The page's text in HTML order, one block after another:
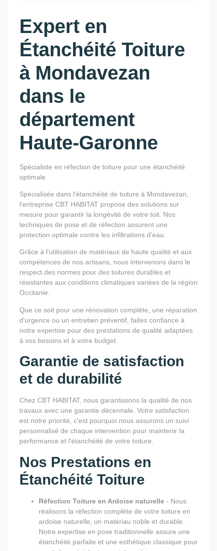
Expert en
Étanchéité Toiture
à Mondavezan
dans le
département
Haute-Garonne
Spécialiste en réfection de toiture pour une étanchéité
optimale
Spécialisée dans l'étanchéité de toiture à Mondavezan,
l'entreprise CBT HABITAT propose des solutions sur
mesure pour garantir la longévité de votre toit. Nos
techniques de pose et de réfection assurent une
protection optimale contre les infiltrations d'eau.
Grâce à l'utilisation de matériaux de haute qualité et aux
compétences de nos artisans, nous intervenons dans le
respect des normes pour des toitures durables et
résistantes aux conditions climatiques variées de la région
Occitanie.
Que ce soit pour une rénovation complète, une réparation
d'urgence ou un entretien préventif, faites confiance à
notre expertise pour des prestations de qualité adaptées
à vos besoins et à votre budget.
Garantie de satisfaction
et de durabilité
Chez CBT HABITAT, nous garantissons la qualité de nos
travaux avec une garantie décennale. Votre satisfaction
est notre priorité, c'est pourquoi nous assurons un suivi
personnalisé de chaque intervention pour maintenir la
performance et l'étanchéité de votre toiture.
Nos Prestations en
Étanchéité Toiture
Réfection Toiture en Ardoise naturelle - Nous
réalisons la réfection complète de votre toiture en
ardoise naturelle, un matériau noble et durable.
Notre expertise en pose traditionnelle assure une
étanchéité parfaite et une esthétique classique pour